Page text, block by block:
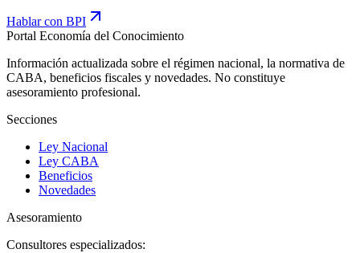
Hablar con BPI
Portal Economía del Conocimiento
Información actualizada sobre el régimen nacional, la normativa de
CABA, beneficios fiscales y novedades. No constituye
asesoramiento profesional.
Secciones
Ley Nacional
Ley CABA
Beneficios
Novedades
Asesoramiento
Consultores especializados: